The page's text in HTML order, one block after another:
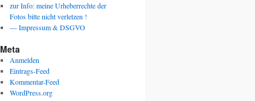
zur Info: meine Urheberrechte der
Fotos bitte nicht verletzen !
— Impressum & DSGVO
Meta
Anmelden
Eintrags-Feed
Kommentar-Feed
WordPress.org